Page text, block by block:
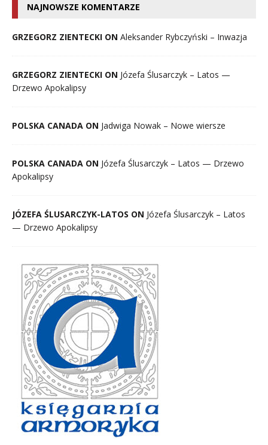
NAJNOWSZE KOMENTARZE
GRZEGORZ ZIENTECKI ON Aleksander Rybczyński – Inwazja
GRZEGORZ ZIENTECKI ON Józefa Ślusarczyk – Latos —
Drzewo Apokalipsy
POLSKA CANADA ON Jadwiga Nowak – Nowe wiersze
POLSKA CANADA ON Józefa Ślusarczyk – Latos — Drzewo
Apokalipsy
JÓZEFA ŚLUSARCZYK-LATOS ON Józefa Ślusarczyk – Latos
— Drzewo Apokalipsy